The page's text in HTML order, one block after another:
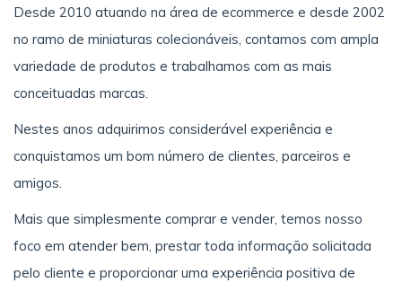
Desde 2010 atuando na área de ecommerce e desde 2002
no ramo de miniaturas colecionáveis, contamos com ampla
variedade de produtos e trabalhamos com as mais
conceituadas marcas.
Nestes anos adquirimos considerável experiência e
conquistamos um bom número de clientes, parceiros e
amigos.
Mais que simplesmente comprar e vender, temos nosso
foco em atender bem, prestar toda informação solicitada
pelo cliente e proporcionar uma experiência positiva de